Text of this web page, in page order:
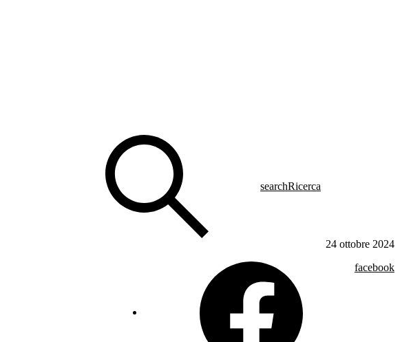
searchRicerca
24 ottobre 2024
facebook